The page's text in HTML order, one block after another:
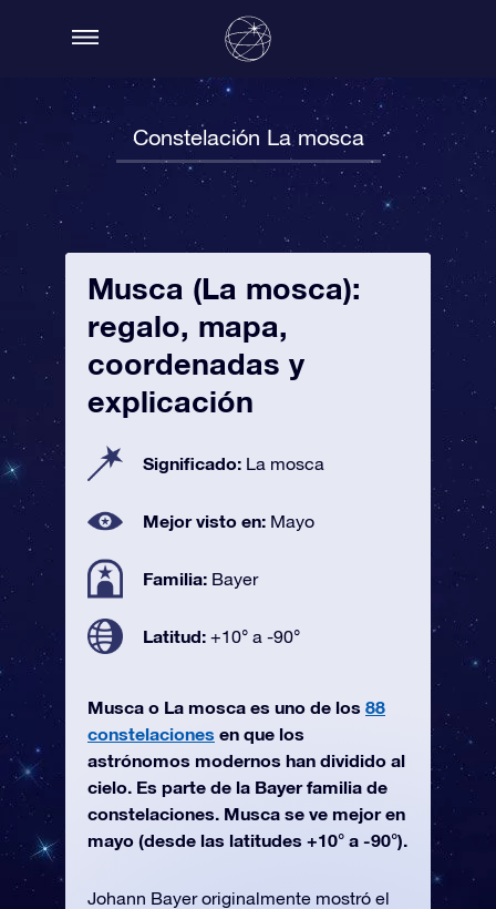
Constelación La mosca
Musca (La mosca):
regalo, mapa,
coordenadas y
explicación
Significado: La mosca
Mejor visto en: Mayo
Familia: Bayer
Latitud: +10° a -90°
Musca o La mosca es uno de los 88
constelaciones en que los
astrónomos modernos han dividido al
cielo. Es parte de la Bayer familia de
constelaciones. Musca se ve mejor en
mayo (desde las latitudes +10° a -90°).
Johann Bayer originalmente mostró el